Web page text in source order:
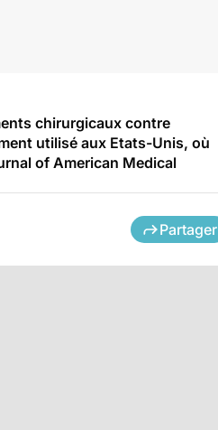
chirurgicaux contre
utilisé aux Etats-Unis, où
of American Medical
Partager